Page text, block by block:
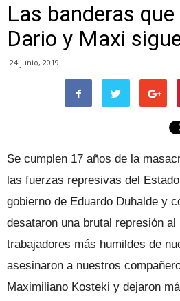
Las banderas
Dario y Maxi
24 junio, 2019
Se cumplen 17 años de la
las fuerzas represivas del
gobierno de Eduardo Duhalde y
desataron una brutal represión
trabajadores más humildes de
asesinaron a nuestros
Maximiliano Kosteki y dejaron